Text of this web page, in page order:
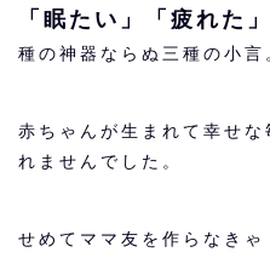
「眠たい」「疲れた
種の神器ならぬ三種の小言
赤ちゃんが生まれて幸せ
れませんでした。
せめてママ友を作らなき